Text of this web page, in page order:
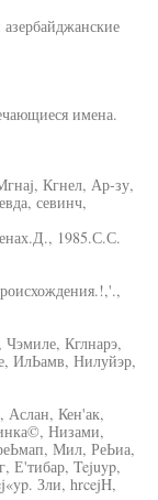
имена.
Кгнел, Ар-зу,
севинч,
1985.С.С.
Кглнарэ,
ИлЬамв, Нилуйэр,
Аслан, Кен'ак,
Низами,
Мил, РеЬиа,
Е'тибар, Tejuyp,
Зли, hrcejH,